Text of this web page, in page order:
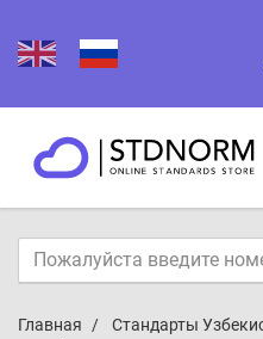
Главная Стандарты